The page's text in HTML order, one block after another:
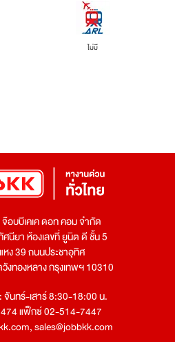
ไม่มี
อบบีเคเค ดอท คอม จำกัด
ศนียา ห้องเลขที่ ยูนิต ดี ชั้น 5
ง 39 ถนนประชาอุทิศ
วังทองหลาง กรุงเทพฯ 10310
นทร์-เสาร์ 8:30-18:00 น.
แฟ็กซ์ 02-514-7447
,sales@jobbkk.com